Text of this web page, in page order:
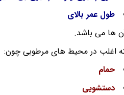
طول عمر بالای
ها می باشد.
اغلب در محیط های مرطوبی چون:
حمام
دستشویی